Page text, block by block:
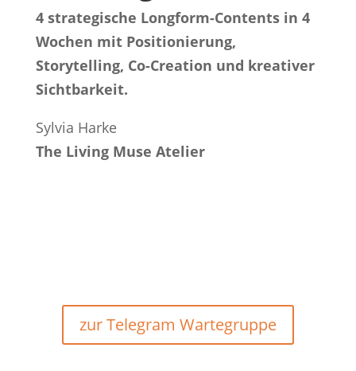
4 strategische Longform-Contents in 4
Wochen mit Positionierung,
Storytelling, Co-Creation und kreativer
Sichtbarkeit.
Sylvia Harke
The Living Muse Atelier
zur Telegram Wartegruppe